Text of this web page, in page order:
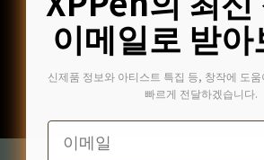
이메일로 받
신제품 정보와 아티스트 특집 등, 창작에 도
빠르게 전달하겠습니다.
Email